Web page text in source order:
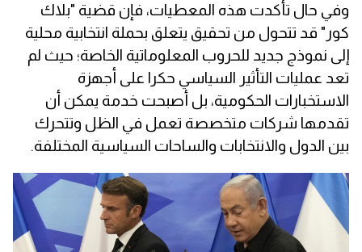
وفي حال تأكدت هذه المعطيات، فإن قضية "بلاك
كور" قد تتحول من تحقيق يتعلق بحملة انتخابية محلية
إلى نموذج جديد للحروب المعلوماتية الخاصة؛ حيث لم
تعد عمليات التأثير السياسي حكرا على أجهزة
الاستخبارات الحكومية، بل أصبحت خدمة يمكن أن
تقدمها شركات متخصصة تعمل في الظل وتتحرك
بين الدول والانتخابات والساحات السياسية المختلفة.